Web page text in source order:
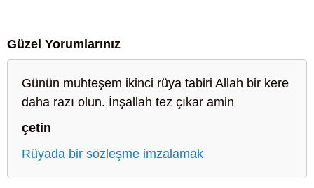
Güzel Yorumlarınız
Günün muhteşem ikinci rüya tabiri Allah bir kere
daha razı olun. İnşallah tez çıkar amin
çetin
Rüyada bir sözleşme imzalamak